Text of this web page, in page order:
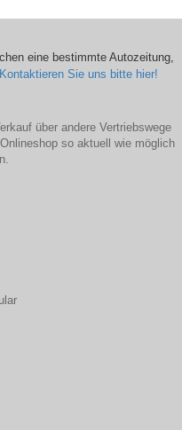
eine bestimmte Autozeitung,
Kontaktieren Sie uns bitte hier!
über andere Vertriebswege
so aktuell wie möglich